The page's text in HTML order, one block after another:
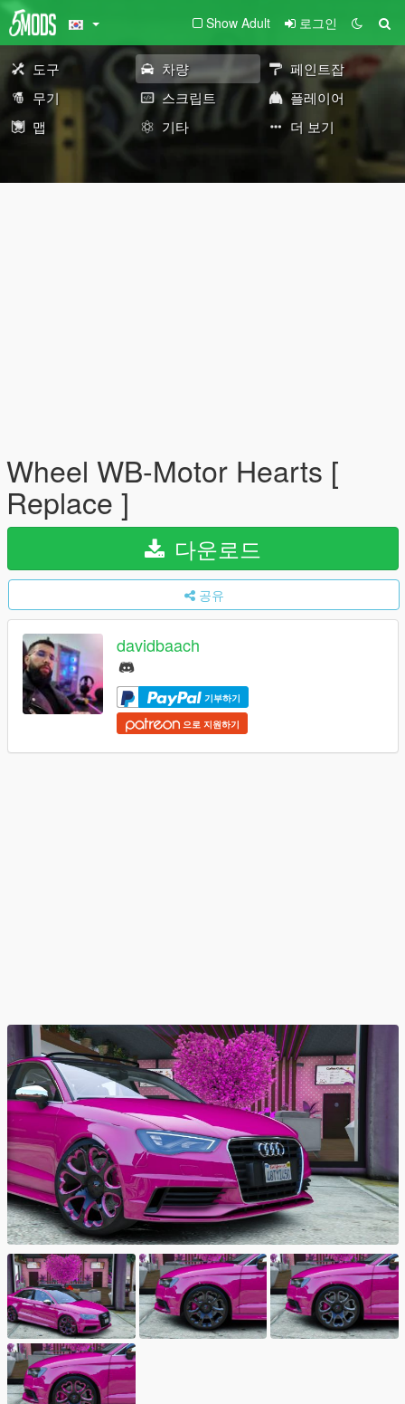
Show Adult 로그인
도구 차량
페인트잡
무기
스크립트
플레이어
맵
기타 더 보기
Wheel WB-Motor Hearts [
Replace ]
다운로드
공유
davidbaach
기부하기
으로 지원하기